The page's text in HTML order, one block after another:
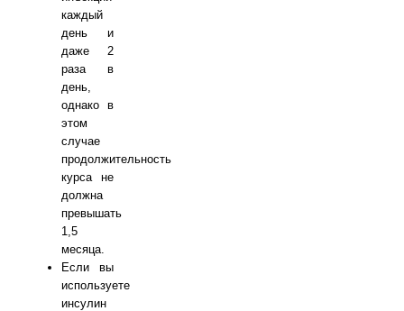
каждый
день и
даже 2
раза в
день,
однако в
этом
случае
продолжительность
курса не
должна
превышать
1,5
месяца.
Если вы
используете
инсулин